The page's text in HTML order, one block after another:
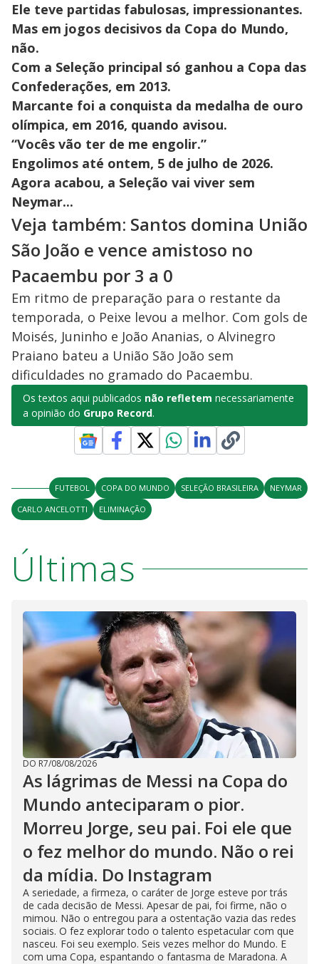
Ele teve partidas fabulosas, impressionantes.
Mas em jogos decisivos da Copa do Mundo,
não.
Com a Seleção principal só ganhou a Copa das
Confederações, em 2013.
Marcante foi a conquista da medalha de ouro
olímpica, em 2016, quando avisou.
“Vocês vão ter de me engolir.”
Engolimos até ontem, 5 de julho de 2026.
Agora acabou, a Seleção vai viver sem
Neymar...
Veja também: Santos domina União
São João e vence amistoso no
Pacaembu por 3 a 0
Em ritmo de preparação para o restante da
temporada, o Peixe levou a melhor. Com gols de
Moisés, Juninho e João Ananias, o Alvinegro
Praiano bateu a União São João sem
dificuldades no gramado do Pacaembu.
Os textos aqui publicados não refletem necessariamente
a opinião do Grupo Record.
FUTEBOL COPA DO MUNDO SELEÇÃO BRASILEIRA
NEYMAR
CARLO ANCELOTTI
ELIMINAÇÃO
Últimas
DO R7/08/08/2026
As lágrimas de Messi na Copa do
Mundo anteciparam o pior.
Morreu Jorge, seu pai. Foi ele que
o fez melhor do mundo. Não o rei
da mídia. Do Instagram
A seriedade, a firmeza, o caráter de Jorge esteve por trás
de cada decisão de Messi. Apesar de pai, foi firme, não o
mimou. Não o entregou para a ostentação vazia das redes
sociais. O fez explorar todo o talento espetacular com que
nasceu. Foi seu exemplo. Seis vezes melhor do Mundo. E
com uma Copa, espantando o fantasma de Maradona. A